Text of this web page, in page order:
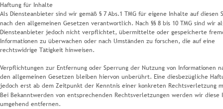
Haftung für Inhalte
Als Diensteanbieter sind wir gemäß § 7 Abs.1 TMG für eigene Inhalte auf diesen
nach den allgemeinen Gesetzen verantwortlich. Nach §§ 8 bis 10 TMG sind wir
Diensteanbieter jedoch nicht verpflichtet, übermittelte oder gespeicherte
Informationen zu überwachen oder nach Umständen zu forschen, die auf eine
rechtswidrige Tätigkeit hinweisen.
Verpflichtungen zur Entfernung oder Sperrung der Nutzung von Informationen
den allgemeinen Gesetzen bleiben hiervon unberührt. Eine diesbezügliche
jedoch erst ab dem Zeitpunkt der Kenntnis einer konkreten Rechtsverletzung
Bei Bekanntwerden von entsprechenden Rechtsverletzungen werden wir
umgehend entfernen.